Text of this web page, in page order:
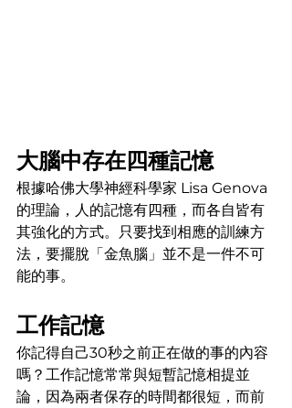
大腦中存在四種記憶
根據哈佛大學神經科學家 Lisa Genova
的理論，人的記憶有四種，而各自皆有
其強化的方式。只要找到相應的訓練方
法，要擺脫「金魚腦」並不是一件不可
能的事。
工作記憶
你記得自己30秒之前正在做的事的內容
嗎？工作記憶常常與短暫記憶相提並
論，因為兩者保存的時間都很短，而前